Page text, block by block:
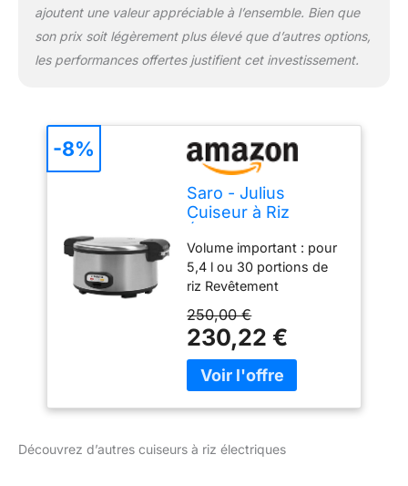
ajoutent une valeur appréciable à l’ensemble. Bien que
son prix soit légèrement plus élevé que d’autres options,
les performances offertes justifient cet investissement.
Saro - Julius
Cuiseur à Riz
Cuve Antiadhésive,
pour 5,4 l/30
Portions de Riz,
1,95 kW
Volume important : pour
5,4 l ou 30 portions de
riz Revêtement
nettoyer et ne brûle pas
Bac de récupération
intégré : empêche la
condensation sur les
maintien au chaud
250,00 €
230,22 €
-8%
Découvrez d’autres cuiseurs à riz électriques